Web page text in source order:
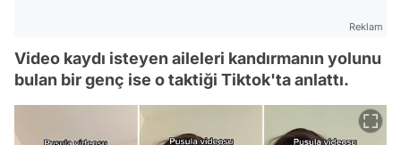
Reklam
Video kaydı isteyen aileleri kandırmanın yolunu
bulan bir genç ise o taktiği Tiktok'ta anlattı.